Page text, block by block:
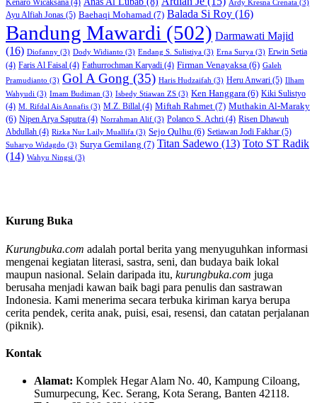
Kenaro Wicaksana (4) Ardy Kresna Crenata (3)
Ayu Alfiah Jonas (5) Baehaqi Mohamad (7) Balada Si Roy (16)
Bandung Mawardi (502) Darmawati Majid
(16) Diofanny (3) Dody Widianto (3) Endang S. Sulistiya (3) Erna Surya (3) Erwin Setia
(4) Faris Al Faisal (4) Fathurrochman Karyadi (4) Firman Venayaksa (6) Galeh
Pramudianto (3) Gol A Gong (35) Haris Hudzaifah (3) Heru Anwari (5) Ilham
Wahyudi (3) Imam Budiman (3) Isbedy Stiawan ZS (3) Ken Hanggara (6) Kiki Sulistyo
(4) M. Rifdal Ais Annafis (3) M.Z. Billal (4) Miftah Rahmet (7) Muthakin Al-Maraky
(6) Nipen Arya Saputra (4) Norrahman Alif (3) Polanco S. Achri (4) Risen Dhawuh
Abdullah (4) Rizka Nur Laily Muallifa (3) Sejo Qulhu (6) Setiawan Jodi Fakhar (5)
Suharyo Widagdo (3) Surya Gemilang (7) Titan Sadewo (13) Toto ST Radik
(14) Wahyu Ningsi (3)
Kurung Buka
Kurungbuka.com adalah portal berita yang menyuguhkan informasi
mengenai kegiatan literasi, sastra, seni, dan budaya baik lokal
maupun nasional. Selain daripada itu, kurungbuka.com juga
berusaha menjadi kawan baik bagi para penulis dan sastrawan
Indonesia. Kami menerima secara terbuka kiriman karya berupa
cerita pendek, cerita anak, puisi, esai, resensi, dan catatan perjalanan
(piknik).
Kontak
Alamat: Komplek Hegar Alam No. 40, Kampung Ciloang,
Sumurpecung, Kec. Serang, Kota Serang, Banten 42118.